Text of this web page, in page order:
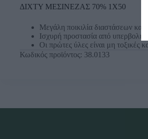
ΔΙΧΤΥ ΜΕΣΙΝΕΖΑΣ 70% 1Χ50
Μεγάλη ποικιλία διαστάσεων και
Ισχυρή προστασία από
Οι πρώτες ύλες είναι μη τοξικές
Κωδικός προϊόντος: 38.0133